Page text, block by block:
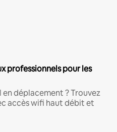
professionnels pour les
déplacement ? Trouvez
accès wifi haut débit et